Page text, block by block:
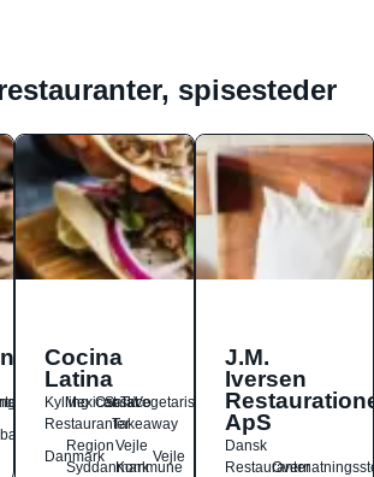
spisesteder
Cocina
Latina
Kylling
Mexicansk
OstSalat
TacoVegetarisk
RestauranterTakeaway
Danmark
Region
Syddanmark
Vejle
Kommune
Vejle
J.M.
Iversen
ApS
Dansk
Restauranter